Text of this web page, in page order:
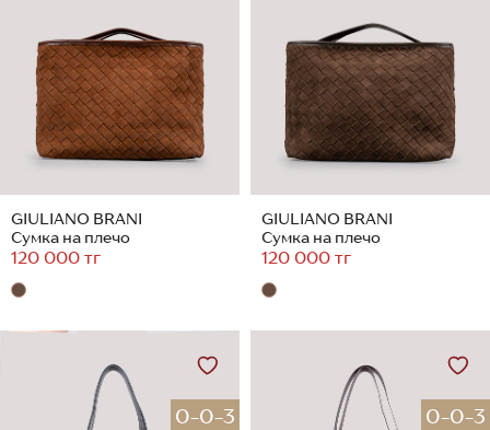
GIULIANO BRANI
Сумка на плечо
120 000 тг
GIULIANO BRANI
Сумка на плечо
120 000 тг
0-0-3 0-0-3